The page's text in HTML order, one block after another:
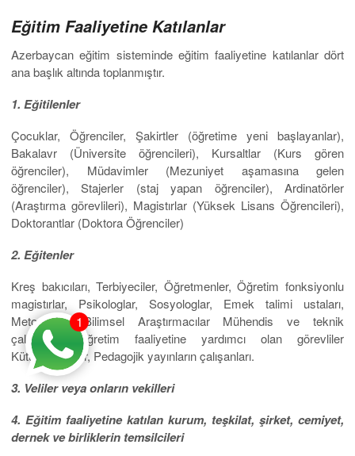
Eğitim Faaliyetine Katılanlar
Azerbaycan eğitim sisteminde eğitim faaliyetine katılanlar dört
ana başlık altında toplanmıştır.
1. Eğitilenler
Çocuklar, Öğrenciler, Şakirtler (öğretime yeni başlayanlar),
Bakalavr (Üniversite öğrencileri), Kursaltlar (Kurs gören
öğrenciler), Müdavimler (Mezuniyet aşamasına gelen
öğrenciler), Stajerler (staj yapan öğrenciler), Ardinatörler
(Araştırma görevlileri), Magistırlar (Yüksek Lisans Öğrencileri),
Doktorantlar (Doktora Öğrenciler)
2. Eğitenler
Kreş bakıcıları, Terbiyeciler, Öğretmenler, Öğretim fonksiyonlu
magistırlar, Psikologlar, Sosyologlar, Emek talimi ustaları,
Metodistler, Bilimsel Araştırmacılar Mühendis ve teknik
çalışanlar, Öğretim faaliyetine yardımcı olan görevliler
Kütüphaneciler, Pedagojik yayınların çalışanları.
3. Veliler veya onların vekilleri
4. Eğitim faaliyetine katılan kurum, teşkilat, şirket, cemiyet,
dernek ve birliklerin temsilcileri
1